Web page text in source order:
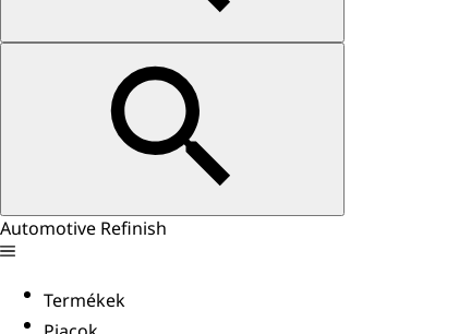
Automotive Refinish
Termékek